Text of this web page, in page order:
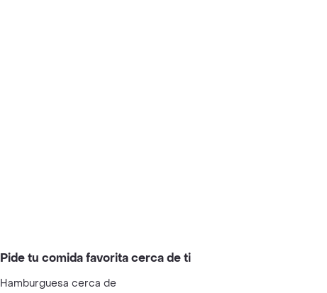
Pide tu comida favorita cerca de ti
Hamburguesa cerca de